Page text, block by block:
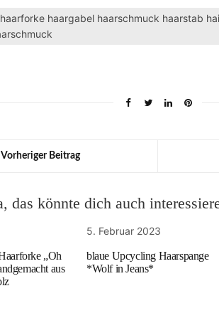
haargabel haarschmuck haarstab
Vorheriger Beitrag
das könnte dich auch
„Oh
aus
5. Februar 2023
blaue Upcycling Haarspange
*Wolf in Jeans*